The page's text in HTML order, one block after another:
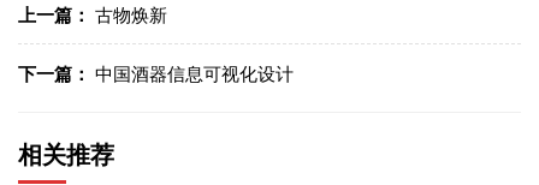
上一篇： 古物焕新
下一篇： 中国酒器信息可视化设计
相关推荐